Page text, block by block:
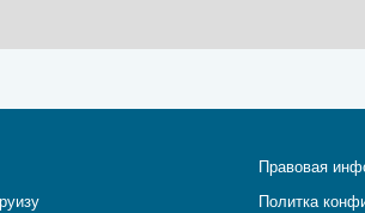
Правовая
Политка